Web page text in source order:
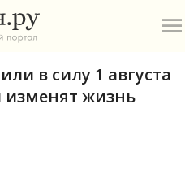
в силу 1 августа
изменят жизнь